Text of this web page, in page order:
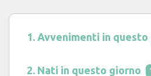
Avvenimenti in questo
Nati in questo giorno